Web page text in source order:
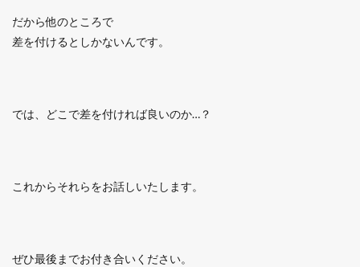
だから他のところで
差を付けるとしかないんです。
では、どこで差を付ければ良いのか…？
これからそれらをお話しいたします。
ぜひ最後までお付き合いください。